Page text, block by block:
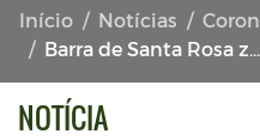
Início Notícias
Barra de Santa Rosa zera casos de COVID-19
NOTÍCIA